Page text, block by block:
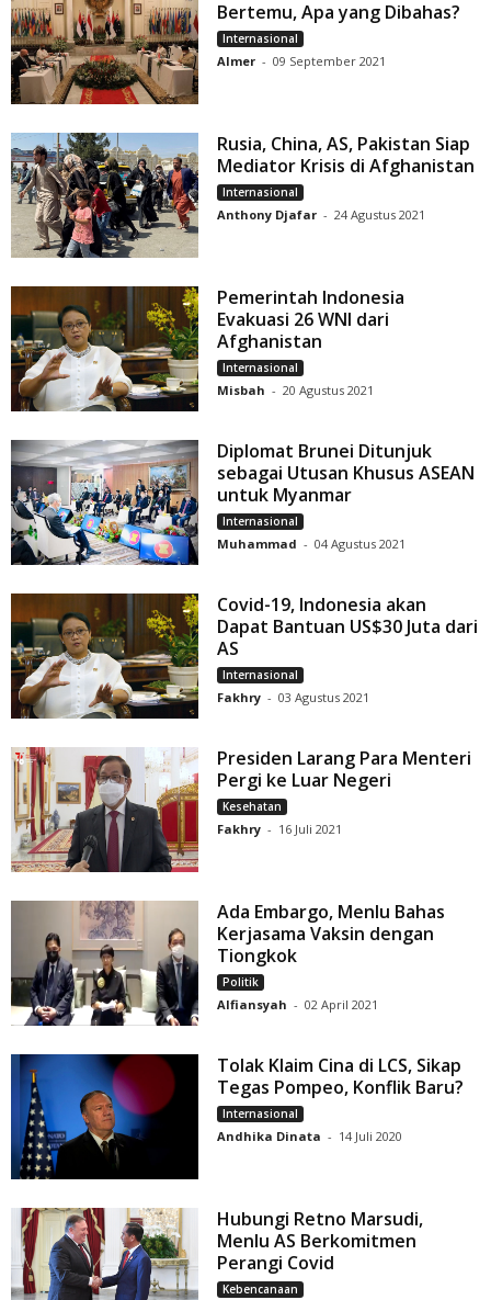
Bertemu, Apa yang Dibahas?
Internasional
Almer - 09 September 2021
Rusia, China, AS, Pakistan Siap
Mediator Krisis di Afghanistan
Internasional
Anthony Djafar - 24 Agustus 2021
Pemerintah Indonesia
Evakuasi 26 WNI dari
Afghanistan
Internasional
Misbah - 20 Agustus 2021
Diplomat Brunei Ditunjuk
sebagai Utusan Khusus ASEAN
untuk Myanmar
Internasional
Muhammad - 04 Agustus 2021
Covid-19, Indonesia akan
Dapat Bantuan US$30 Juta dari
AS
Internasional
Fakhry - 03 Agustus 2021
Presiden Larang Para Menteri
Pergi ke Luar Negeri
Kesehatan
Fakhry - 16 Juli 2021
Ada Embargo, Menlu Bahas
Kerjasama Vaksin dengan
Tiongkok
Politik
Alfiansyah - 02 April 2021
Tolak Klaim Cina di LCS, Sikap
Tegas Pompeo, Konflik Baru?
Internasional
Andhika Dinata - 14 Juli 2020
Hubungi Retno Marsudi,
Menlu AS Berkomitmen
Perangi Covid
Kebencanaan